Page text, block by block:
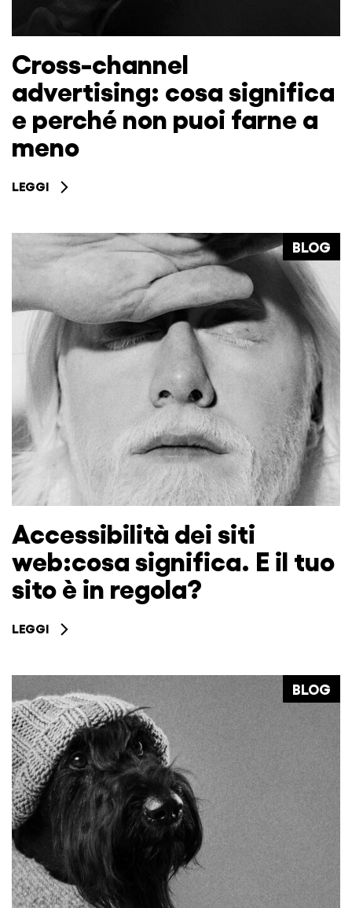
Cross-channel
advertising: cosa significa
e perché non puoi farne a
meno
LEGGI
BLOG
Accessibilità dei siti
web:cosa significa. E il tuo
sito è in regola?
LEGGI
BLOG